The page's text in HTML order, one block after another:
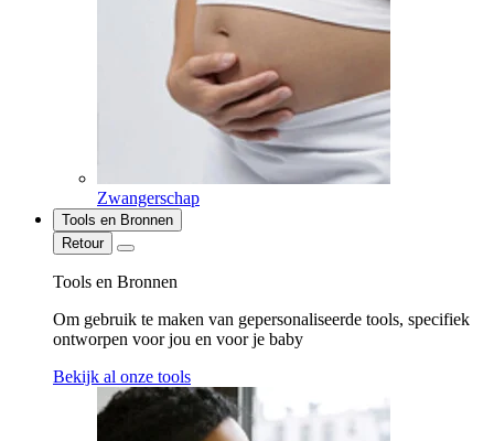
Zwangerschap
Tools en Bronnen
Retour
Tools en Bronnen
Om gebruik te maken van gepersonaliseerde tools, specifiek
ontworpen voor jou en voor je baby
Bekijk al onze tools